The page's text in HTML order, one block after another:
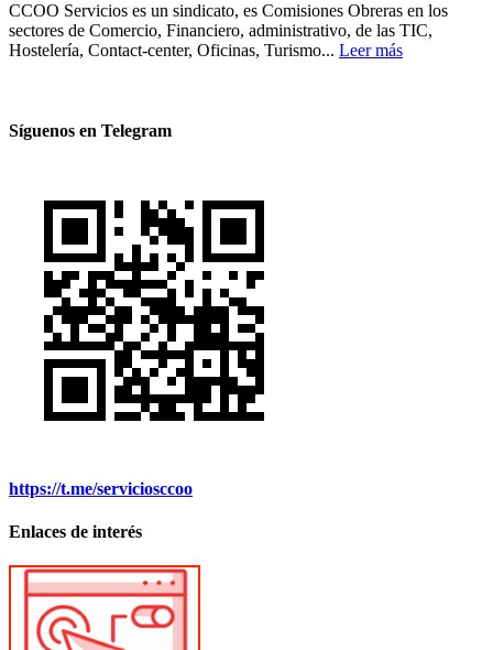
CCOO Servicios es un sindicato, es Comisiones Obreras en los
sectores de Comercio, Financiero, administrativo, de las TIC,
Hostelería, Contact-center, Oficinas, Turismo... Leer más
Síguenos en Telegram
https://t.me/serviciosccoo
Enlaces de interés